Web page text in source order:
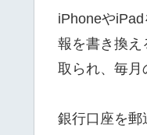
iPhoneや
報を書き換え
取られ、毎月
銀行口座を郵